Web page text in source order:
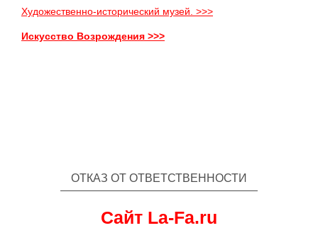
Художественно-исторический музей. >>>
Искусство Возрождения >>>
ОТКАЗ ОТ ОТВЕТСТВЕННОСТИ
Сайт La-Fa.ru